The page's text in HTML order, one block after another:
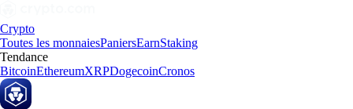
Crypto
Toutes les monnaiesPaniersEarnStaking
Tendance
BitcoinEthereumXRPDogecoinCronos